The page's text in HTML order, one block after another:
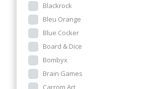
Blackrock
Bleu Orange
Blue Cocker
Board & Dice
Bombyx
Brain Games
Carrom Art